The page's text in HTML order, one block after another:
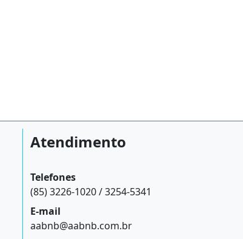
Atendimento
Telefones
(85) 3226-1020 / 3254-5341
E-mail
aabnb@aabnb.com.br